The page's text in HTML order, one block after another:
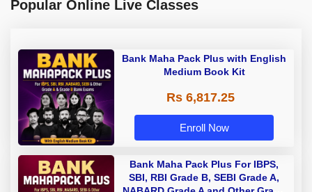
Popular Online Live Classes
Bank Maha Pack Plus with English
Medium Book Kit
Rs 6,817.25
Enroll Now
Bank Maha Pack Plus For IBPS,
SBI, RBI Grade B, SEBI Grade A,